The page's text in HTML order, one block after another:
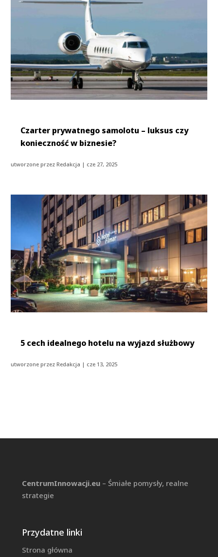
Czarter prywatnego samolotu – luksus czy
konieczność w biznesie?
utworzone przezRedakcja | cze 27, 2025
5 cech idealnego hotelu na wyjazd służbowy
utworzone przezRedakcja | cze 13, 2025
CentrumInnowacji.eu– Śmiałe pomysły, realne
strategie
Przydatne linki
Strona główna